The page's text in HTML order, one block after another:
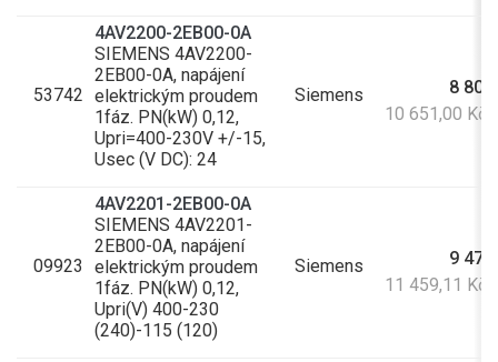
53742
4AV2200-2EB00-0A
SIEMENS 4AV2200-
2EB00-0A, napájení
elektrickým proudem
1fáz. PN(kW) 0,12,
Upri=400-230V +/-15,
Usec (V DC): 24
Siemens
8
10 651,00 Kč
09923
4AV2201-2EB00-0A
SIEMENS 4AV2201-
2EB00-0A, napájení
elektrickým proudem
1fáz. PN(kW) 0,12,
Upri(V) 400-230
(240)-115 (120)
Siemens
9
11 459,11 Kč